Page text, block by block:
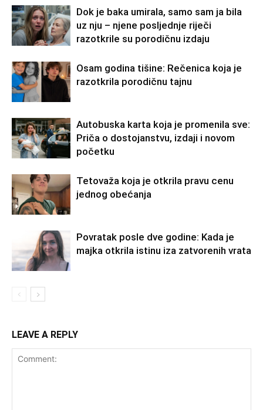
Dok je baka umirala, samo sam ja bila
uz nju – njene posljednje riječi
razotkrile su porodičnu izdaju
Osam godina tišine: Rečenica koja je
razotkrila porodičnu tajnu
Autobuska karta koja je promenila sve:
Priča o dostojanstvu, izdaji i novom
početku
Tetovaža koja je otkrila pravu cenu
jednog obećanja
Povratak posle dve godine: Kada je
majka otkrila istinu iza zatvorenih vrata
LEAVE A REPLY